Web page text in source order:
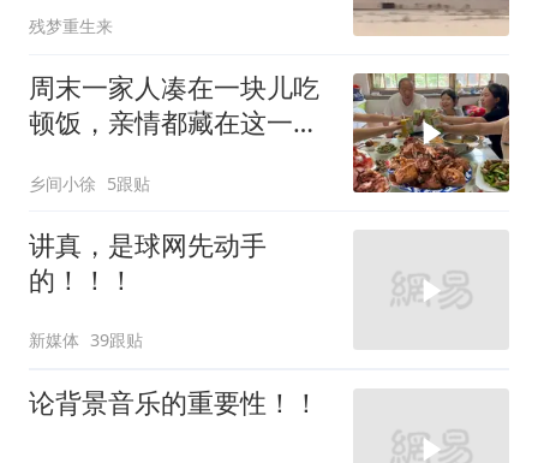
残梦重生来
周末一家人凑在一块儿吃
顿饭，亲情都藏在这一饭
乡间小徐 5跟贴
讲真，是球网先动手
的！！！
新媒体 39跟贴
论背景音乐的重要性！！